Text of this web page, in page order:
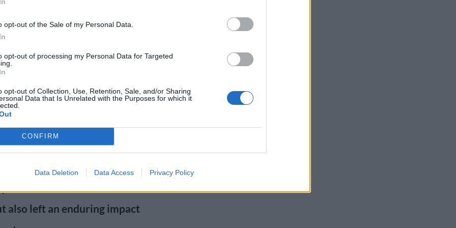
opt-out of the Sale of my Personal Data.
opt-out of processing my Personal Data for Targeted
opt-out of Collection, Use, Retention, Sale, and/or Sharing
Data that Is Unrelated with the Purposes for which it
CONFIRM
Data Deletion Data Access Privacy Policy
nähtiin uransa iakana
mieli, Sinkkuelämää,
Entertainmentin Max Payne
osissa. McAffreyn ääntä
-peleissä sekä tuoreessa
the passing of our
McCaffrey, the iconic
His remarkable talent not
also left an enduring impact